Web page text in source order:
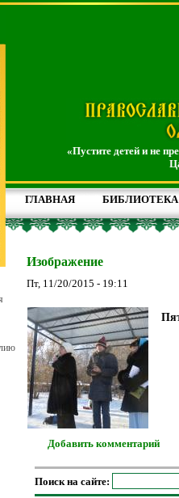
«Пустите детей и не
ГЛАВНАЯ БИБЛИОТЕКА
Изображение
Пт, 11/20/2015 - 19:11
Добавить комментарий
Поиск на сайте: